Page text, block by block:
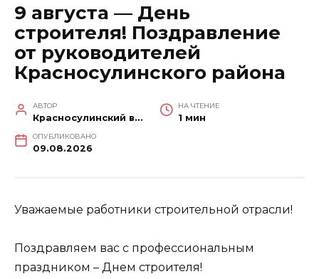
9 августа — День
строителя! Поздравление
от руководителей
Красносулинского района
АВТОР
Красносулинский вестник
НА ЧТЕНИЕ
1 мин
ОПУБЛИКОВАНО
09.08.2026
Уважаемые работники строительной отрасли!
Поздравляем вас с профессиональным
праздником – Днем строителя!